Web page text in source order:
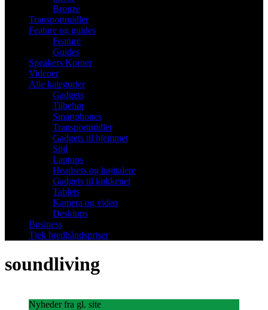
Bronze
Transportmidler
Feature og guides
Feature
Guides
Speakers Korner
Videoer
Alle kategorier
Gadgets
Tilbehør
Smartphones
Transportmidler
Gadgets til hjemmet
Spil
Laptops
Headsets og højttalere
Gadgets til køkkenet
Tablets
Kamera og video
Desktops
Business
Tjek bredbåndspriser
soundliving
Nyheder fra gl. site